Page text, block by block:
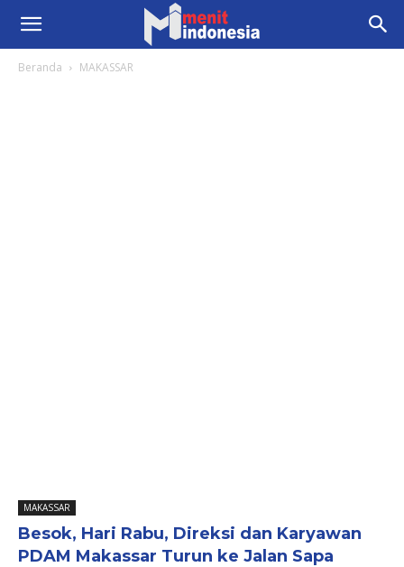
Beranda MAKASSAR
MAKASSAR
Besok, Hari Rabu, Direksi dan Karyawan
PDAM Makassar Turun ke Jalan Sapa